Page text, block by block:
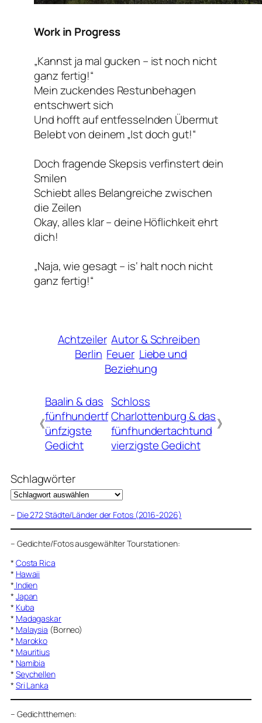
Work in Progress
„Kannst ja mal gucken – ist noch nicht
ganz fertig!“
Mein zuckendes Restunbehagen
entschwert sich
Und hofft auf entfesselnden Übermut
Belebt von deinem „Ist doch gut!“
Doch fragende Skepsis verfinstert dein
Smilen
Schiebt alles Belangreiche zwischen
die Zeilen
Okay, alles klar – deine Höflichkeit ehrt
dich!
„Naja, wie gesagt – is‘ halt noch nicht
ganz fertig!“
Achtzeiler Autor & Schreiben
Berlin Feuer Liebe und
Beziehung
《
Baalin & das
fünfhundertf
ünfzigste
Gedicht
Schloss
Charlottenburg & das
fünfhundertachtund
vierzigste Gedicht
》
Schlagwörter
– Die 272 Städte/Länder der Fotos (2016-2026)
– Gedichte/Fotos ausgewählter Tourstationen:
* Costa Rica
* Hawaii
* Indien
* Japan
* Kuba
* Madagaskar
* Malaysia (Borneo)
* Marokko
* Mauritius
* Namibia
* Seychellen
* Sri Lanka
– Gedichtthemen: